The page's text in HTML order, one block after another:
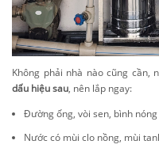
Không phải nhà nào cũng cần,
dấu hiệu sau, nên lắp ngay:
Đường ống, vòi sen, bình
Nước có mùi clo nồng, mùi